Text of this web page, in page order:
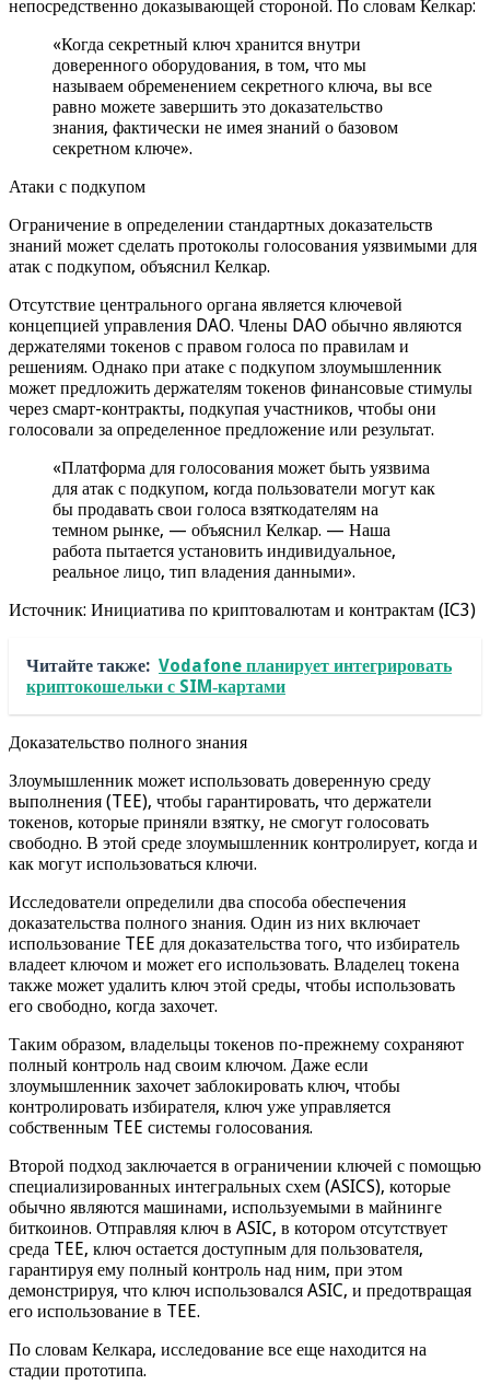
непосредственно доказывающей стороной. По словам Келкар:
«Когда секретный ключ хранится внутри
доверенного оборудования, в том, что мы
называем обременением секретного ключа, вы все
равно можете завершить это доказательство
знания, фактически не имея знаний о базовом
секретном ключе».
Атаки с подкупом
Ограничение в определении стандартных доказательств
знаний может сделать протоколы голосования уязвимыми для
атак с подкупом, объяснил Келкар.
Отсутствие центрального органа является ключевой
концепцией управления DAO. Члены DAO обычно являются
держателями токенов с правом голоса по правилам и
решениям. Однако при атаке с подкупом злоумышленник
может предложить держателям токенов финансовые стимулы
через смарт-контракты, подкупая участников, чтобы они
голосовали за определенное предложение или результат.
«Платформа для голосования может быть уязвима
для атак с подкупом, когда пользователи могут как
бы продавать свои голоса взяткодателям на
темном рынке, — объяснил Келкар. — Наша
работа пытается установить индивидуальное,
реальное лицо, тип владения данными».
Источник: Инициатива по криптовалютам и контрактам (IC3)
Читайте также: Vodafone планирует интегрировать
криптокошельки с SIM‑картами
Доказательство полного знания
Злоумышленник может использовать доверенную среду
выполнения (TEE), чтобы гарантировать, что держатели
токенов, которые приняли взятку, не смогут голосовать
свободно. В этой среде злоумышленник контролирует, когда и
как могут использоваться ключи.
Исследователи определили два способа обеспечения
доказательства полного знания. Один из них включает
использование TEE для доказательства того, что избиратель
владеет ключом и может его использовать. Владелец токена
также может удалить ключ этой среды, чтобы использовать
его свободно, когда захочет.
Таким образом, владельцы токенов по-прежнему сохраняют
полный контроль над своим ключом. Даже если
злоумышленник захочет заблокировать ключ, чтобы
контролировать избирателя, ключ уже управляется
собственным TEE системы голосования.
Второй подход заключается в ограничении ключей с помощью
специализированных интегральных схем (ASICS), которые
обычно являются машинами, используемыми в майнинге
биткоинов. Отправляя ключ в ASIC, в котором отсутствует
среда TEE, ключ остается доступным для пользователя,
гарантируя ему полный контроль над ним, при этом
демонстрируя, что ключ использовался ASIC, и предотвращая
его использование в TEE.
По словам Келкара, исследование все еще находится на
стадии прототипа.